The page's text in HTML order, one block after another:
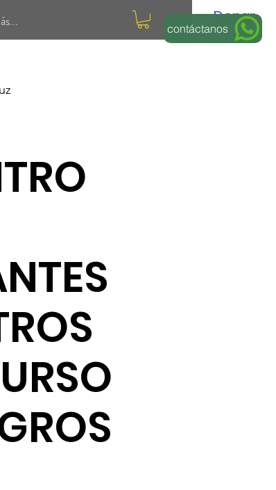
contáctanos
Donar